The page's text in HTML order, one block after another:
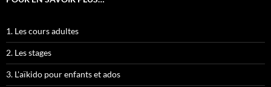
1. Les cours adultes
2. Les stages
3. L'aïkido pour enfants et ados